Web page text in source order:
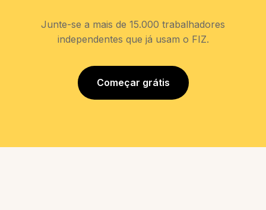
Junte-se a mais de 15.000 trabalhadores
independentes que já usam o FIZ.
Começar grátis